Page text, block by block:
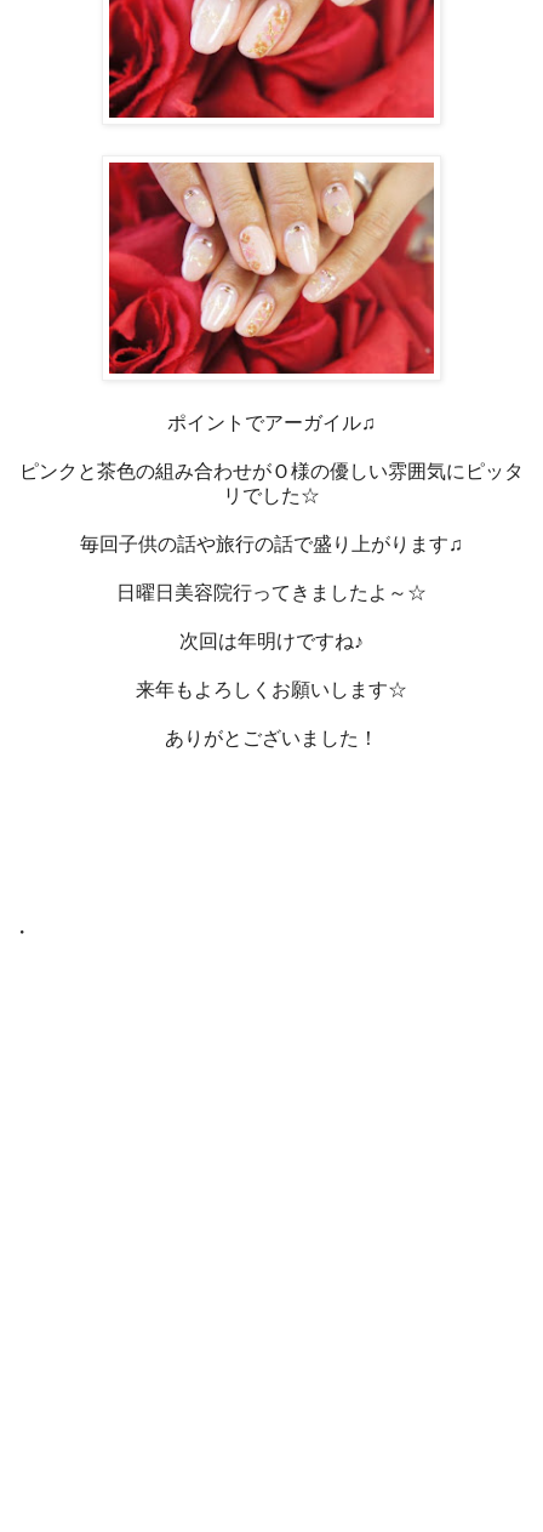
ポイントでアーガイル♫
ピンクと茶色の組み合わせがＯ様の優しい雰囲気にピッタ
リでした☆
毎回子供の話や旅行の話で盛り上がります♫
日曜日美容院行ってきましたよ～☆
次回は年明けですね♪
来年もよろしくお願いします☆
ありがとございました！
・